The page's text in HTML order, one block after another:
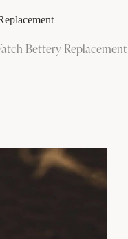
Bettery Replacement